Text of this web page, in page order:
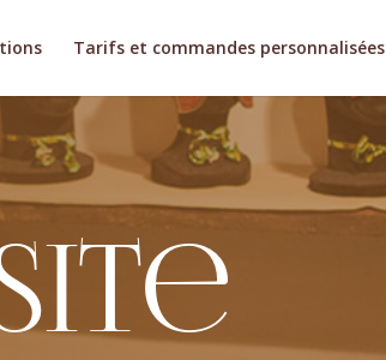
Tarifs et commandes personnalisées